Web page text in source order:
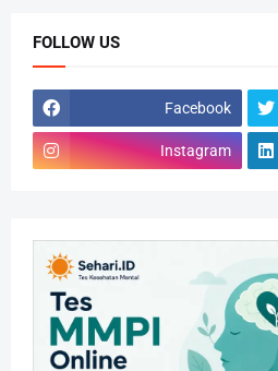
FOLLOW US
Facebook
Instagram